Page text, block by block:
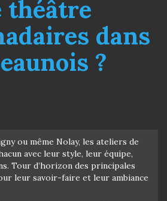
théâtre
dans
?
ou même Nolay, les ateliers de
avec leur style, leur équipe,
Tour d’horizon des principales
leur savoir-faire et leur ambiance